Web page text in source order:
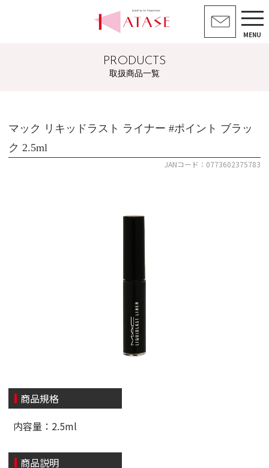
MENU
PRODUCTS
取扱商品一覧
マック リキッドラスト ライナー #ポイント ブラッ
ク 2.5ml
JANコード：0773602375783
商品規格
内容量：2.5ml
商品説明